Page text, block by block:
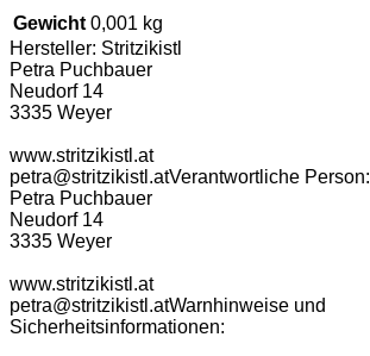
Gewicht 0,001 kg
Hersteller: Stritzikistl
Petra Puchbauer
Neudorf 14
3335 Weyer
www.stritzikistl.at
petra@stritzikistl.atVerantwortliche Person:
Petra Puchbauer
Neudorf 14
3335 Weyer
www.stritzikistl.at
petra@stritzikistl.atWarnhinweise und
Sicherheitsinformationen: